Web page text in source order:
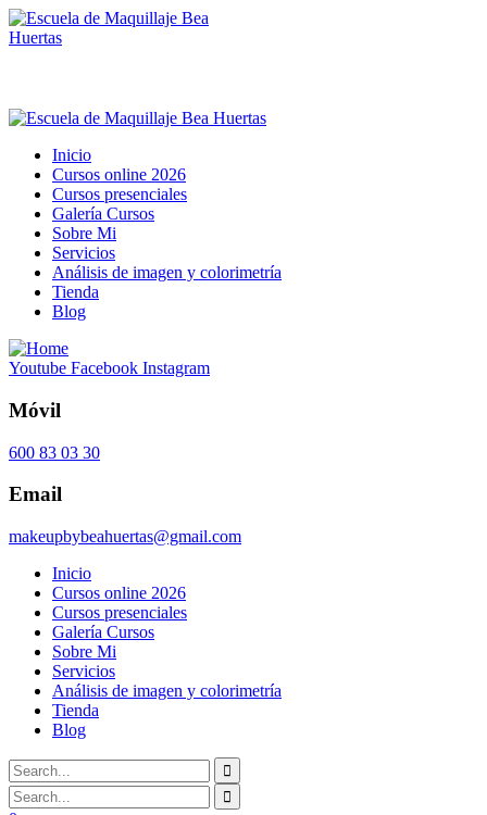
Inicio
Cursos online 2026
Cursos presenciales
Galería Cursos
Sobre Mi
Servicios
Análisis de imagen y colorimetría
Tienda
Blog
Youtube Facebook Instagram
Móvil
600 83 03 30
Email
makeupbybeahuertas@gmail.com
Inicio
Cursos online 2026
Cursos presenciales
Galería Cursos
Sobre Mi
Servicios
Análisis de imagen y colorimetría
Tienda
Blog